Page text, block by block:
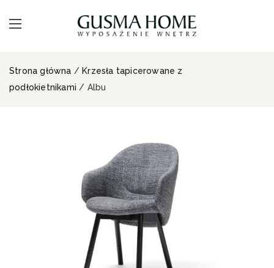
Strona główna / Krzesła tapicerowane z
podłokietnikami / Albu